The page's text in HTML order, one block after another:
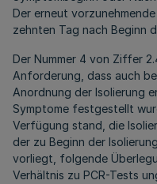
Der erneut
zehnten Tag nach Beginn
Der Nummer 4 von Ziffer
Anforderung, dass auch
Anordnung der Isolierung
Symptome festgestellt
Verfügung stand, die
der zu Beginn der
vorliegt, folgende
Verhältnis zu PCR-Tests